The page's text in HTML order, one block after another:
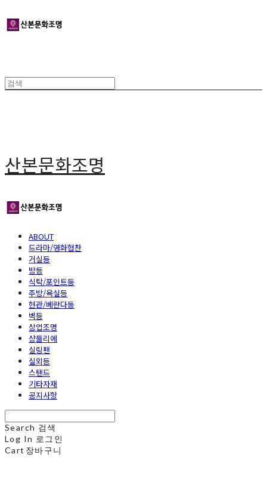
산본문화조명
ABOUT
드라마/영화협찬
거실등
방등
식탁/포인트등
주방/욕실등
현관/베란다등
벽등
상업조명
샹들리에
실링팬
실외등
스탠드
기타자재
공지사항
Search 검색
Log In 로그인
Cart 장바구니